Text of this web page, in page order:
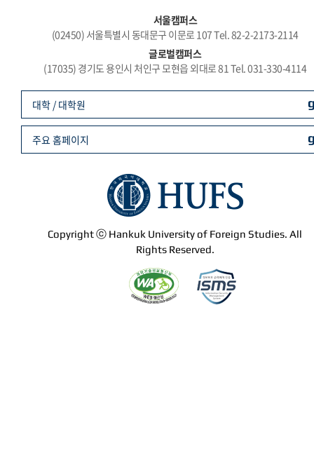
서울캠퍼스
(02450) 서울특별시 동대문구 이문로 107 Tel. 82-2-2173-2114
글로벌캠퍼스
(17035) 경기도 용인시 처인구 모현읍 외대로 81 Tel. 031-330-4114
Copyright ⓒ Hankuk University of Foreign Studies. All
Rights Reserved.
대학 / 대학원
주요 홈페이지